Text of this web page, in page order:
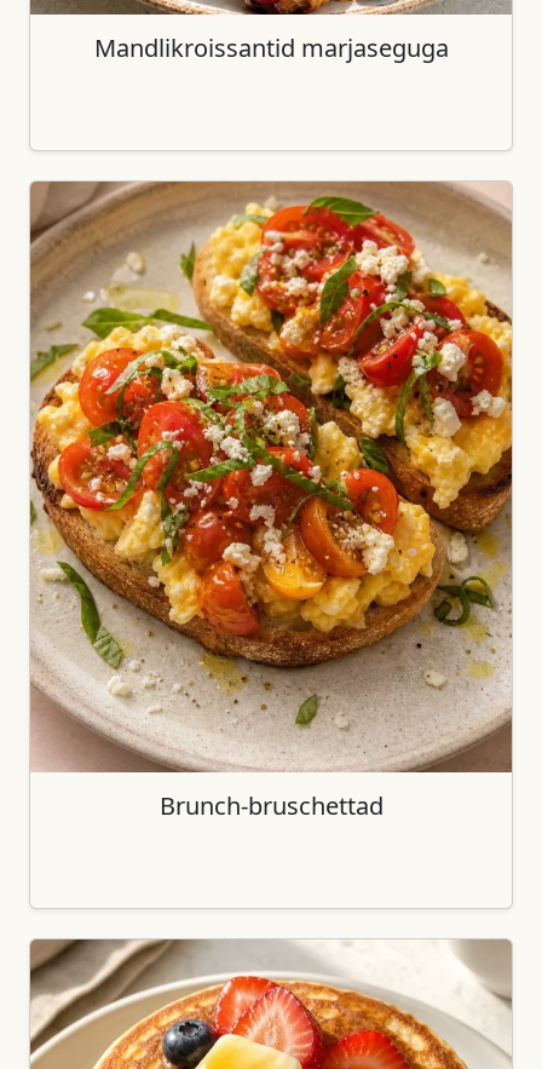
Mandlikroissantid marjaseguga
Brunch-bruschettad